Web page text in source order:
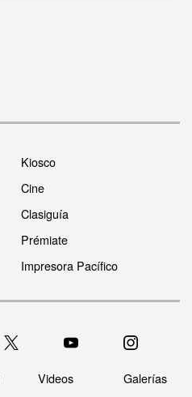
Kiosco
Cine
Clasiguía
Prémiate
Impresora Pacífico
Videos Galerías